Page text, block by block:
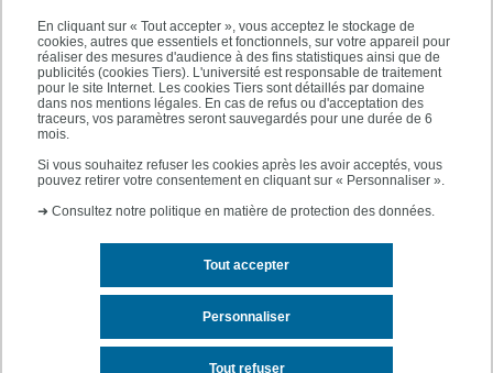
En cliquant sur « Tout accepter », vous acceptez le stockage de
cookies, autres que essentiels et fonctionnels, sur votre appareil pour
réaliser des mesures d'audience à des fins statistiques ainsi que de
publicités (cookies Tiers). L'université est responsable de traitement
pour le site Internet. Les cookies Tiers sont détaillés par domaine
dans nos mentions légales. En cas de refus ou d'acceptation des
traceurs, vos paramètres seront sauvegardés pour une durée de 6
mois.
Si vous souhaitez refuser les cookies après les avoir acceptés, vous
pouvez retirer votre consentement en cliquant sur « Personnaliser ».
➜ Consultez notre politique en matière de protection des données.
Tout accepter
Tout refuser
Personnaliser
SUIVEZ-NOUS
Mentions légales
Plan d'accès Plan du site